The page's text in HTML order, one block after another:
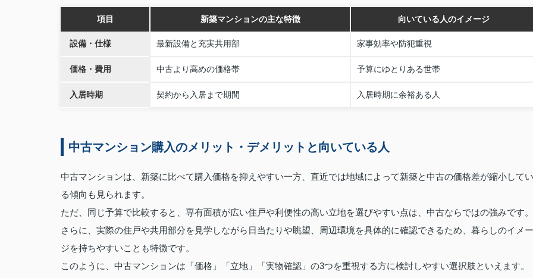
項目 新築マンションの主な特徴 向いている人のイメージ
設備・仕様 最新設備と充実共用部 家事効率や防犯重視
価格・費用 中古より高めの価格帯 予算にゆとりある世帯
入居時期 契約から入居まで期間 入居時期に余裕ある人
中古マンション購入のメリット・デメリットと向いている人
中古マンションは、新築に比べて購入価格を抑えやすい一方、直近では地域によって新築と中古の価格差が縮小してい
る傾向も見られます。
ただ、同じ予算で比較すると、専有面積が広い住戸や利便性の高い立地を選びやすい点は、中古ならではの強みです。
さらに、実際の住戸や共用部分を見学しながら日当たりや眺望、周辺環境を具体的に確認できるため、暮らしのイメー
ジを持ちやすいことも特徴です。
このように、中古マンションは「価格」「立地」「実物確認」の3つを重視する方に検討しやすい選択肢といえます。